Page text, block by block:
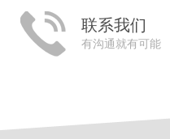
联系我们
有沟通就有可能